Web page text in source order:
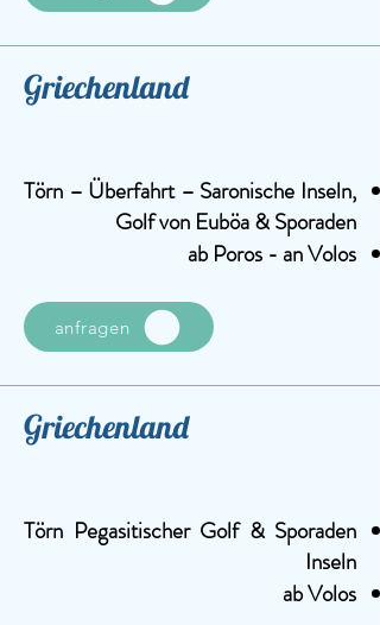
Griechenland
Törn – Überfahrt – Saronische Inseln,
Golf von Euböa & Sporaden
ab Poros - an Volos
anfragen
Griechenland
Törn Pegasitischer Golf & Sporaden
Inseln
ab Volos